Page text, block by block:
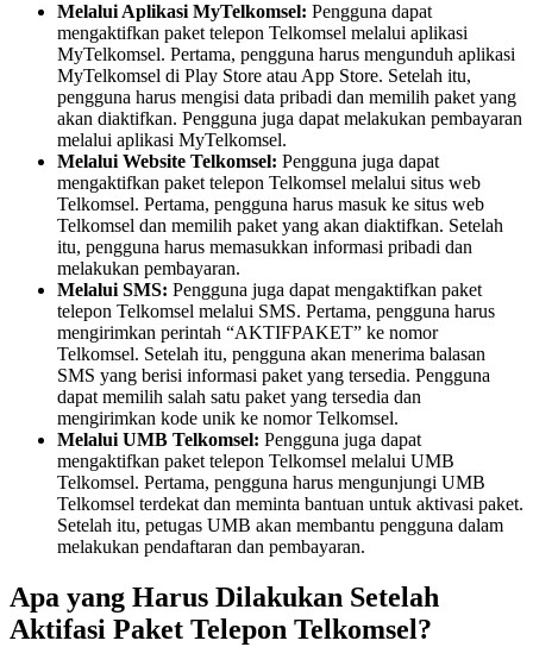
Melalui Aplikasi MyTelkomsel: Pengguna dapat
mengaktifkan paket telepon Telkomsel melalui aplikasi
MyTelkomsel. Pertama, pengguna harus mengunduh aplikasi
MyTelkomsel di Play Store atau App Store. Setelah itu,
pengguna harus mengisi data pribadi dan memilih paket yang
akan diaktifkan. Pengguna juga dapat melakukan pembayaran
melalui aplikasi MyTelkomsel.
Melalui Website Telkomsel: Pengguna juga dapat
mengaktifkan paket telepon Telkomsel melalui situs web
Telkomsel. Pertama, pengguna harus masuk ke situs web
Telkomsel dan memilih paket yang akan diaktifkan. Setelah
itu, pengguna harus memasukkan informasi pribadi dan
melakukan pembayaran.
Melalui SMS: Pengguna juga dapat mengaktifkan paket
telepon Telkomsel melalui SMS. Pertama, pengguna harus
mengirimkan perintah “AKTIFPAKET” ke nomor
Telkomsel. Setelah itu, pengguna akan menerima balasan
SMS yang berisi informasi paket yang tersedia. Pengguna
dapat memilih salah satu paket yang tersedia dan
mengirimkan kode unik ke nomor Telkomsel.
Melalui UMB Telkomsel: Pengguna juga dapat
mengaktifkan paket telepon Telkomsel melalui UMB
Telkomsel. Pertama, pengguna harus mengunjungi UMB
Telkomsel terdekat dan meminta bantuan untuk aktivasi paket.
Setelah itu, petugas UMB akan membantu pengguna dalam
melakukan pendaftaran dan pembayaran.
Apa yang Harus Dilakukan Setelah
Aktifasi Paket Telepon Telkomsel?